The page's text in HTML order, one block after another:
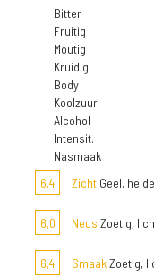
Bitter
Fruitig
Moutig
Kruidig
Body
Koolzuur
Alcohol
Intensit.
Nasmaak
6,4
Zicht Geel,
6,0 Neus Zoetig,
6,4 SmaakZoetig,